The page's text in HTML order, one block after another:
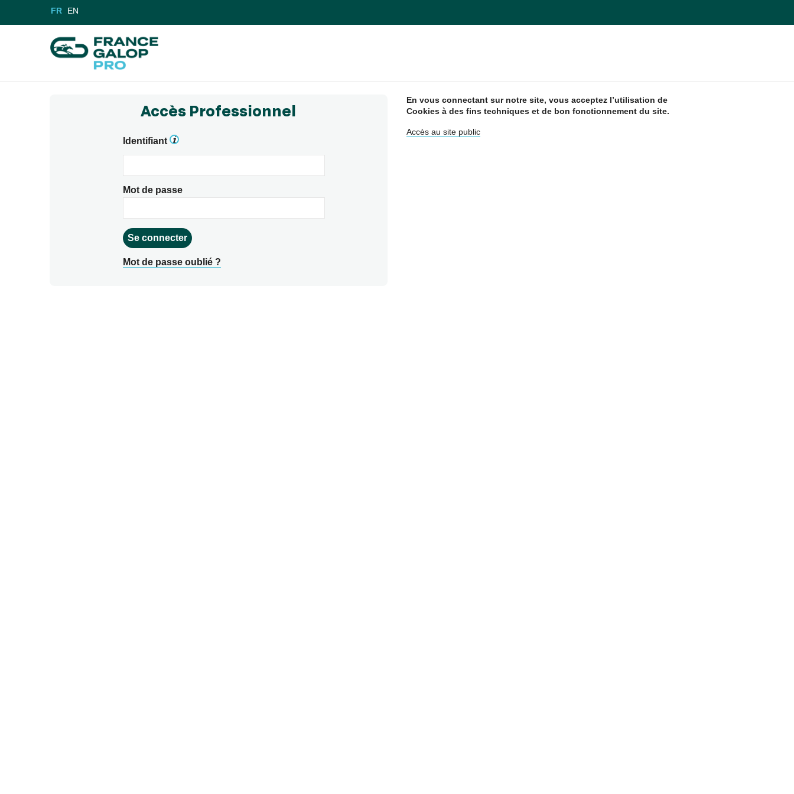
FR EN
Accès Professionnel
Identifiant
Mot de passe
Mot de passe oublié ?
En vous connectant sur notre site, vous acceptez l’utilisation de
Cookies à des fins techniques et de bon fonctionnement du site.
Accès au site public